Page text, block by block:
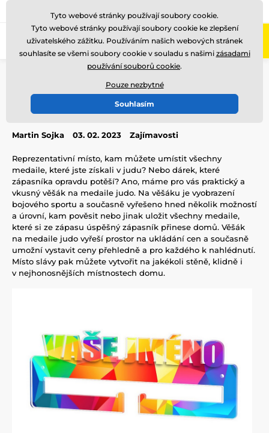
Zavolejte nám (Po-Pá 8-17)
Věšák na medaile judo
Martin Sojka 03. 02. 2023 Zajímavosti
Reprezentativní místo, kam můžete umístit všechny
medaile, které jste získali v judu? Nebo dárek, které
zápasníka opravdu potěší? Ano, máme pro vás praktický a
vkusný věšák na medaile judo. Na věšáku je vyobrazení
bojového sportu a současně vyřešeno hned několik možností
a úrovní, kam pověsit nebo jinak uložit všechny medaile,
které si ze zápasu úspěšný zápasník přinese domů. Věšák
na medaile judo vyřeší prostor na ukládání cen a současně
umožní vystavit ceny přehledně a pro každého k nahlédnutí.
Místo slávy pak můžete vytvořit na jakékoli stěně, klidně i
v nejhonosnějších místnostech domu.
Tyto webové stránky používají soubory cookie.
Tyto webové stránky používají soubory cookie ke zlepšení
uživatelského zážitku. Používáním našich webových stránek
souhlasíte se všemi soubory cookie v souladu s našimi zásadami
používání souborů cookie.
Pouze nezbytné
Souhlasím